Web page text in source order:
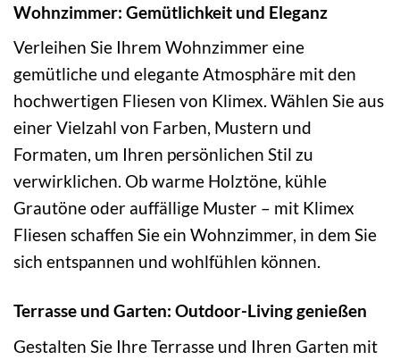
Wohnzimmer: Gemütlichkeit und Eleganz
Verleihen Sie Ihrem Wohnzimmer eine
gemütliche und elegante Atmosphäre mit den
hochwertigen Fliesen von Klimex. Wählen Sie aus
einer Vielzahl von Farben, Mustern und
Formaten, um Ihren persönlichen Stil zu
verwirklichen. Ob warme Holztöne, kühle
Grautöne oder auffällige Muster – mit Klimex
Fliesen schaffen Sie ein Wohnzimmer, in dem Sie
sich entspannen und wohlfühlen können.
Terrasse und Garten: Outdoor-Living genießen
Gestalten Sie Ihre Terrasse und Ihren Garten mit